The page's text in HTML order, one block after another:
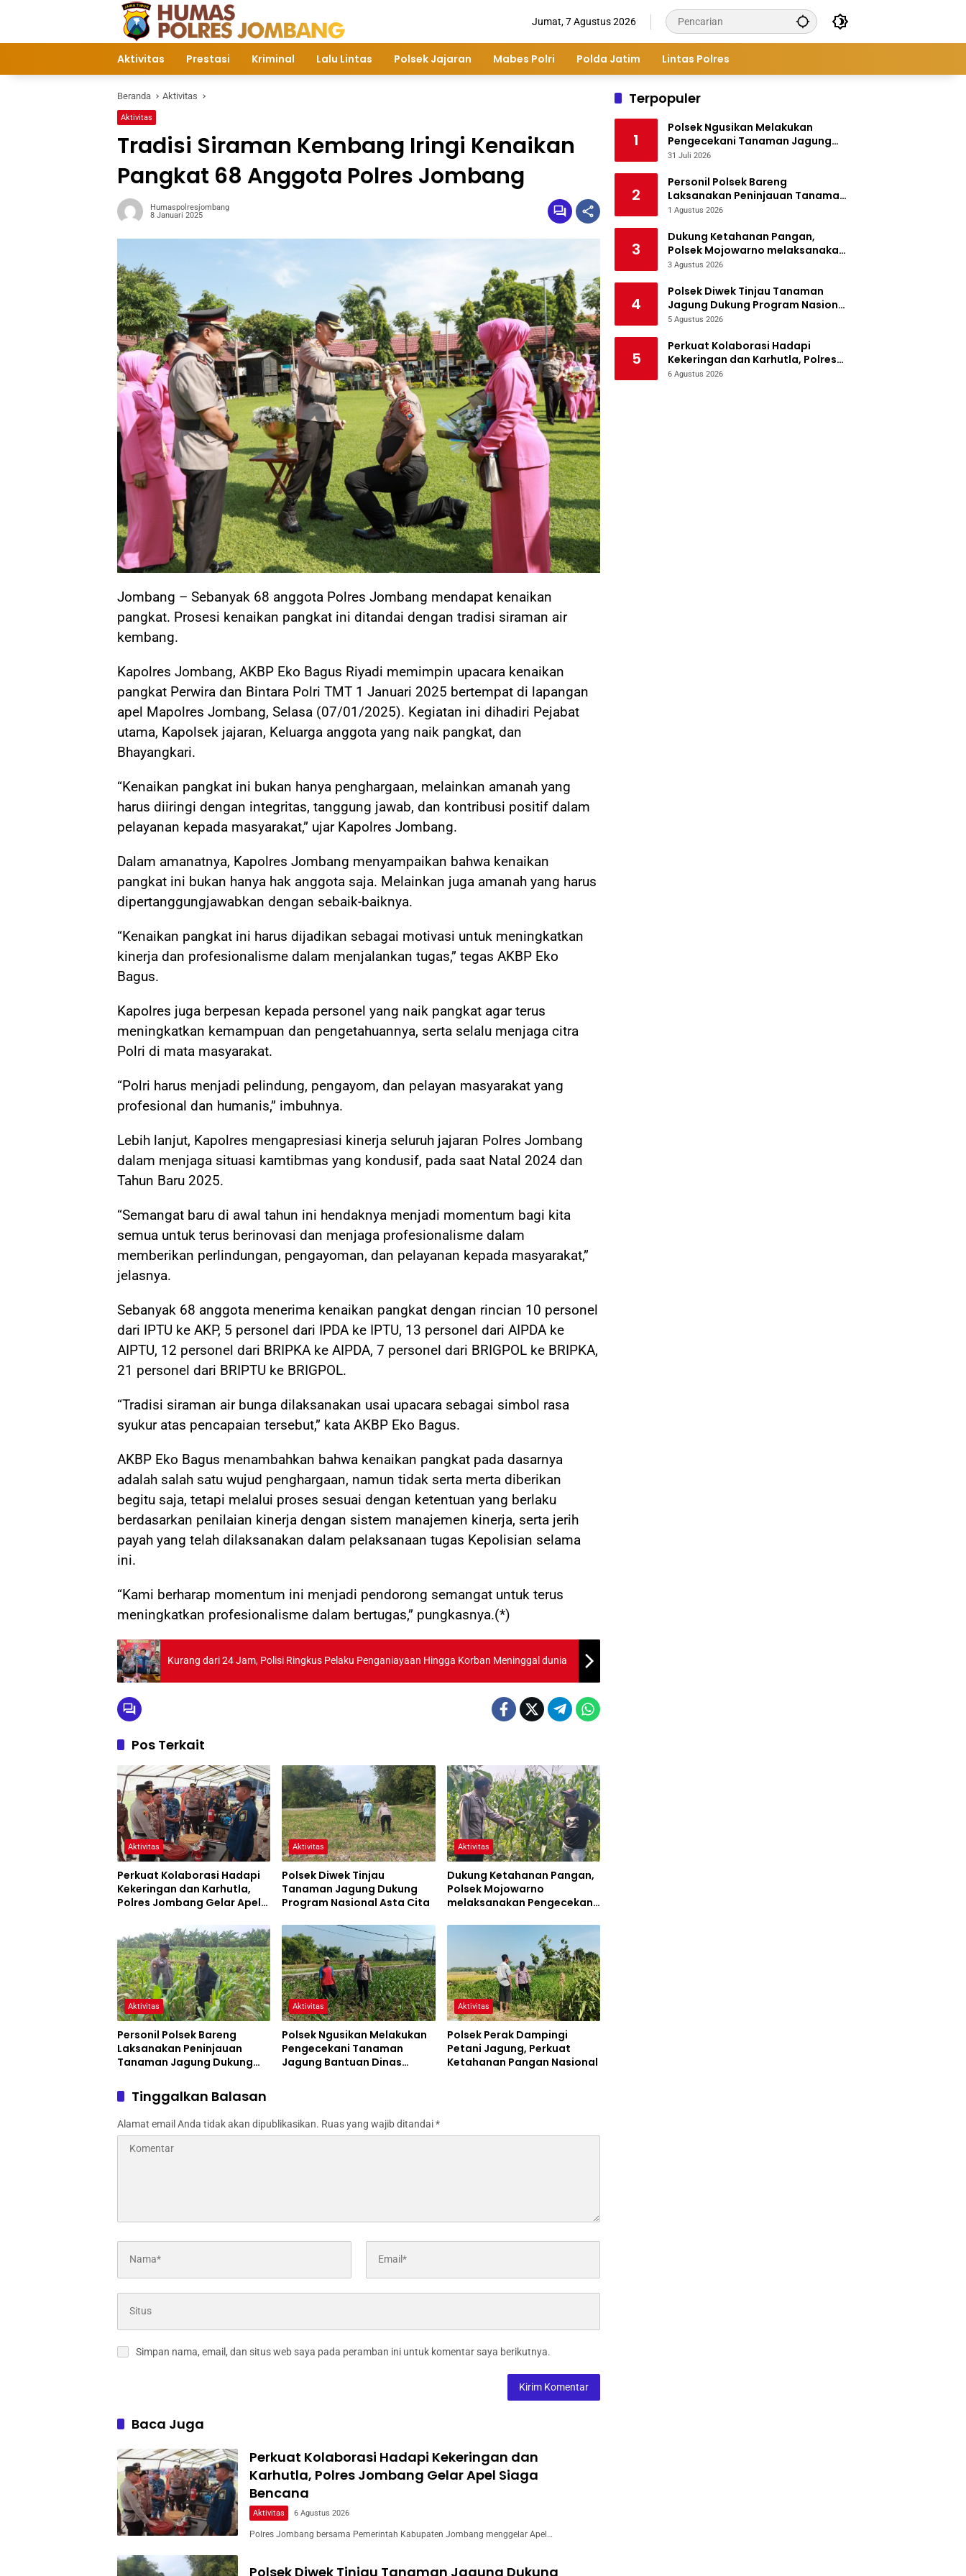
Jumat, 7 Agustus 2026
Aktivitas Prestasi Kriminal Lalu Lintas Polsek Jajaran Mabes Polri Polda Jatim Lintas Polres
Beranda Aktivitas
Aktivitas
Tradisi Siraman Kembang Iringi Kenaikan
Pangkat 68 Anggota Polres Jombang
Humaspolresjombang
8 Januari 2025
Jombang – Sebanyak 68 anggota Polres Jombang mendapat kenaikan
pangkat. Prosesi kenaikan pangkat ini ditandai dengan tradisi siraman air
kembang.
Kapolres Jombang, AKBP Eko Bagus Riyadi memimpin upacara kenaikan
pangkat Perwira dan Bintara Polri TMT 1 Januari 2025 bertempat di lapangan
apel Mapolres Jombang, Selasa (07/01/2025). Kegiatan ini dihadiri Pejabat
utama, Kapolsek jajaran, Keluarga anggota yang naik pangkat, dan
Bhayangkari.
“Kenaikan pangkat ini bukan hanya penghargaan, melainkan amanah yang
harus diiringi dengan integritas, tanggung jawab, dan kontribusi positif dalam
pelayanan kepada masyarakat,” ujar Kapolres Jombang.
Dalam amanatnya, Kapolres Jombang menyampaikan bahwa kenaikan
pangkat ini bukan hanya hak anggota saja. Melainkan juga amanah yang harus
dipertanggungjawabkan dengan sebaik-baiknya.
“Kenaikan pangkat ini harus dijadikan sebagai motivasi untuk meningkatkan
kinerja dan profesionalisme dalam menjalankan tugas,” tegas AKBP Eko
Bagus.
Kapolres juga berpesan kepada personel yang naik pangkat agar terus
meningkatkan kemampuan dan pengetahuannya, serta selalu menjaga citra
Polri di mata masyarakat.
“Polri harus menjadi pelindung, pengayom, dan pelayan masyarakat yang
profesional dan humanis,” imbuhnya.
Lebih lanjut, Kapolres mengapresiasi kinerja seluruh jajaran Polres Jombang
dalam menjaga situasi kamtibmas yang kondusif, pada saat Natal 2024 dan
Tahun Baru 2025.
“Semangat baru di awal tahun ini hendaknya menjadi momentum bagi kita
semua untuk terus berinovasi dan menjaga profesionalisme dalam
memberikan perlindungan, pengayoman, dan pelayanan kepada masyarakat,”
jelasnya.
Sebanyak 68 anggota menerima kenaikan pangkat dengan rincian 10 personel
dari IPTU ke AKP, 5 personel dari IPDA ke IPTU, 13 personel dari AIPDA ke
AIPTU, 12 personel dari BRIPKA ke AIPDA, 7 personel dari BRIGPOL ke BRIPKA,
21 personel dari BRIPTU ke BRIGPOL.
“Tradisi siraman air bunga dilaksanakan usai upacara sebagai simbol rasa
syukur atas pencapaian tersebut,” kata AKBP Eko Bagus.
AKBP Eko Bagus menambahkan bahwa kenaikan pangkat pada dasarnya
adalah salah satu wujud penghargaan, namun tidak serta merta diberikan
begitu saja, tetapi melalui proses sesuai dengan ketentuan yang berlaku
berdasarkan penilaian kinerja dengan sistem manajemen kinerja, serta jerih
payah yang telah dilaksanakan dalam pelaksanaan tugas Kepolisian selama
ini.
“Kami berharap momentum ini menjadi pendorong semangat untuk terus
meningkatkan profesionalisme dalam bertugas,” pungkasnya.(*)
Kurang dari 24 Jam, Polisi Ringkus Pelaku Penganiayaan Hingga Korban Meninggal dunia
Pos Terkait
Aktivitas
Perkuat Kolaborasi Hadapi
Kekeringan dan Karhutla,
Polres Jombang Gelar Apel
Aktivitas
Polsek Diwek Tinjau
Tanaman Jagung Dukung
Program Nasional Asta Cita
Aktivitas
Dukung Ketahanan Pangan,
Polsek Mojowarno
melaksanakan Pengecekan
Aktivitas
Personil Polsek Bareng
Laksanakan Peninjauan
Tanaman Jagung Dukung
Aktivitas
Polsek Ngusikan Melakukan
Pengecekani Tanaman
Jagung Bantuan Dinas
Aktivitas
Polsek Perak Dampingi
Petani Jagung, Perkuat
Ketahanan Pangan Nasional
Tinggalkan Balasan
Alamat email Anda tidak akan dipublikasikan. Ruas yang wajib ditandai*
Simpan nama, email, dan situs web saya pada peramban ini untuk komentar saya berikutnya.
Baca Juga
Perkuat Kolaborasi Hadapi Kekeringan dan
Karhutla, Polres Jombang Gelar Apel Siaga
Bencana
Aktivitas 6 Agustus 2026
Polres Jombang bersama Pemerintah Kabupaten Jombang menggelar Apel…
Polsek Diwek Tinjau Tanaman Jagung Dukung
Terpopuler
1
Polsek Ngusikan Melakukan
Pengecekani Tanaman Jagung
Bantuan Dinas Pertanian melalui
31 Juli 2026
2
Personil Polsek Bareng
Laksanakan Peninjauan Tanaman
Jagung Dukung Program
1 Agustus 2026
3
Dukung Ketahanan Pangan,
Polsek Mojowarno melaksanakan
Pengecekan Tanaman Jagung
3 Agustus 2026
4
Polsek Diwek Tinjau Tanaman
Jagung Dukung Program Nasional
Asta Cita
5 Agustus 2026
5
Perkuat Kolaborasi Hadapi
Kekeringan dan Karhutla, Polres
Jombang Gelar Apel Siaga
6 Agustus 2026